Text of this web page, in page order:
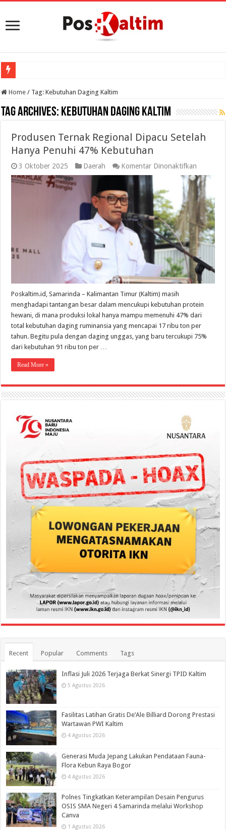
Home / Tag:Kebutuhan Daging Kaltim
Tag Archives: Kebutuhan Daging Kaltim
Produsen Ternak Regional Dipacu Setelah
Hanya Penuhi 47% Kebutuhan
3 Oktober 2025 Daerah Komentar Dinonaktifkan
Produsen
Ternak
Regional
Dipacu
Setelah
Hanya
Penuhi
47%
Poskaltim.id, Samarinda – Kalimantan Timur (Kaltim) masih
menghadapi tantangan besar dalam mencukupi kebutuhan protein
hewani, di mana produksi lokal hanya mampu memenuhi 47% dari
total kebutuhan daging ruminansia yang mencapai 17 ribu ton per
tahun. Begitu pula dengan daging unggas, yang baru tercukupi 75%
dari kebutuhan 91 ribu ton per …
Read More »
Recent Popular Comments Tags
Inflasi Juli 2026 Terjaga Berkat Sinergi TPID Kaltim
5 Agustus 2026
Fasilitas Latihan Gratis De’Ale Billiard Dorong Prestasi
Wartawan PWI Kaltim
4 Agustus 2026
Generasi Muda Jepang Lakukan Pendataan Fauna-
Flora Kebun Raya Bogor
4 Agustus 2026
Polnes Tingkatkan Keterampilan Desain Pengurus
OSIS SMA Negeri 4 Samarinda melalui Workshop
Canva
1 Agustus 2026